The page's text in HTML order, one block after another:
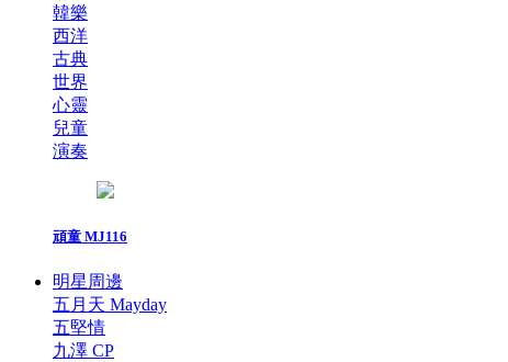
韓樂
西洋
古典
世界
心靈
兒童
演奏
頑童 MJ116
明星周邊
五月天 Mayday
五堅情
九澤 CP